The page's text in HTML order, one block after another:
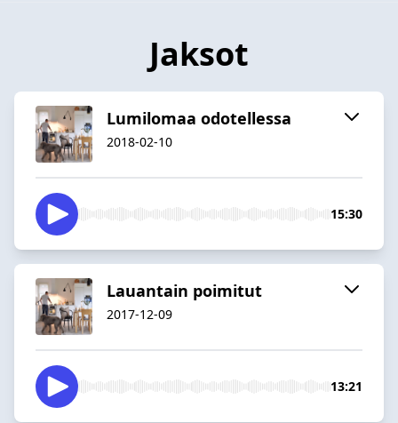
Jaksot
Lumilomaa odotellessa
2018-02-10
15:30
Lauantain poimitut
2017-12-09
13:21